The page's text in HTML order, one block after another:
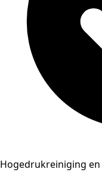
Hogedrukreiniging en